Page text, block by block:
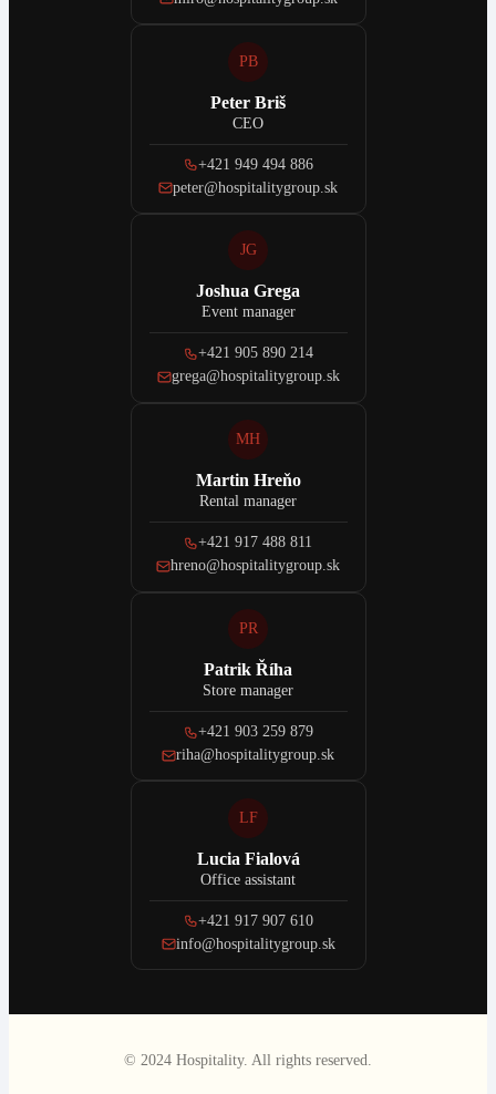
PB
Peter Briš
CEO
+421 949 494 886
peter@hospitalitygroup.sk
JG
Joshua Grega
Event manager
+421 905 890 214
grega@hospitalitygroup.sk
MH
Martin Hreňo
Rental manager
+421 917 488 811
hreno@hospitalitygroup.sk
PR
Patrik Říha
Store manager
+421 903 259 879
riha@hospitalitygroup.sk
LF
Lucia Fialová
Office assistant
+421 917 907 610
info@hospitalitygroup.sk
© 2024 Hospitality. All rights reserved.